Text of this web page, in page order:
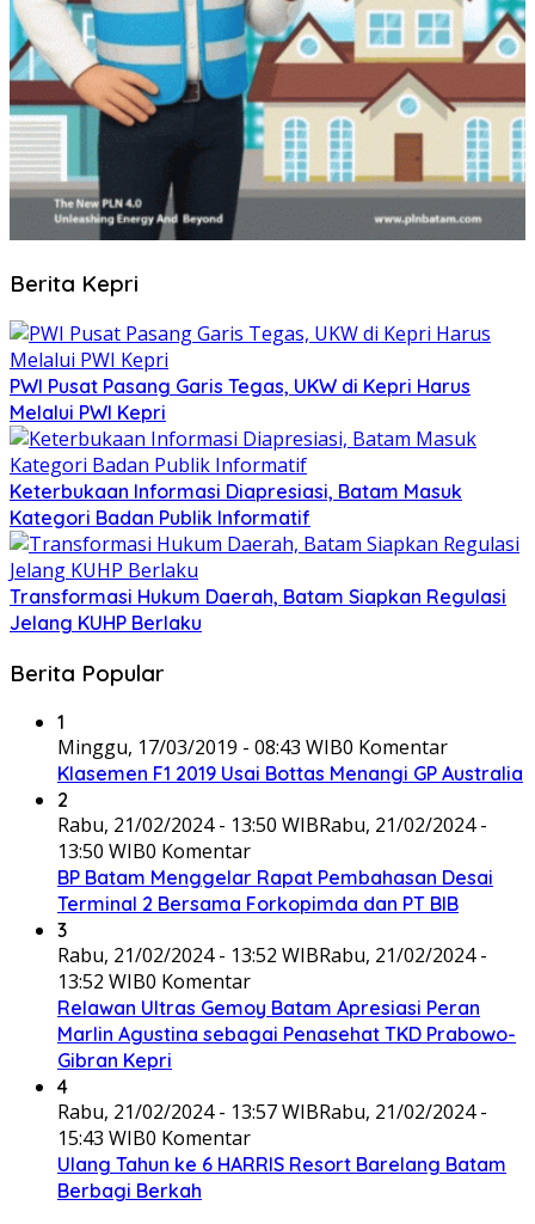
Berita Kepri
PWI Pusat Pasang Garis Tegas, UKW di Kepri Harus
Melalui PWI Kepri
Keterbukaan Informasi Diapresiasi, Batam Masuk
Kategori Badan Publik Informatif
Transformasi Hukum Daerah, Batam Siapkan Regulasi
Jelang KUHP Berlaku
Berita Popular
1
Minggu, 17/03/2019 - 08:43 WIB0 Komentar
Klasemen F1 2019 Usai Bottas Menangi GP Australia
2
Rabu, 21/02/2024 - 13:50 WIBRabu, 21/02/2024 -
13:50 WIB0 Komentar
BP Batam Menggelar Rapat Pembahasan Desai
Terminal 2 Bersama Forkopimda dan PT BIB
3
Rabu, 21/02/2024 - 13:52 WIBRabu, 21/02/2024 -
13:52 WIB0 Komentar
Relawan Ultras Gemoy Batam Apresiasi Peran
Marlin Agustina sebagai Penasehat TKD Prabowo-
Gibran Kepri
4
Rabu, 21/02/2024 - 13:57 WIBRabu, 21/02/2024 -
15:43 WIB0 Komentar
Ulang Tahun ke 6 HARRIS Resort Barelang Batam
Berbagi Berkah